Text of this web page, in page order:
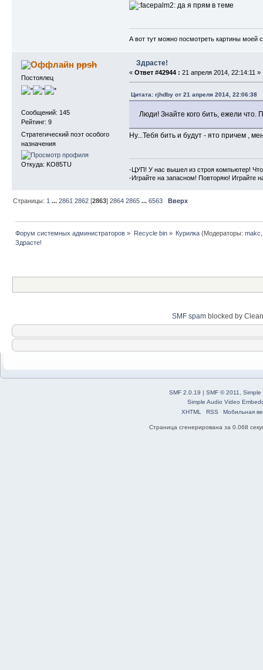
да я прям в теме
А вот тут можно посмотреть картины моей
ppsh
Постоялец
Сообщений: 145
Рейтинг: 9
Стратегический поэт особого
назначения
Откуда: KO85TU
Здрасте!
« Ответ #42944 : 21 апреля 2014, 22:14:11 »
Цитата: rjhdby от 21 апреля 2014, 22:06:38
Люди! Знайте кого бить, ежели
Ну...Тебя бить и будут - ято причем ,
-ЦУП! У нас вышел из строя компьютер! Что
-Играйте на запасном! Повторяю! Играйте
Страницы: 1 ...2861 2862 [2863]2864 2865 ...6563 Вверх
Форум системных администраторов » Recycle bin» Курилка(Модераторы: makc
Здрасте!
SMF spam blocked by
SMF 2.0.19 | SMF © 2011
Simple
Simple Audio Video
XHTML
RSS Мобильная
Страница сгенерирована за 0.068